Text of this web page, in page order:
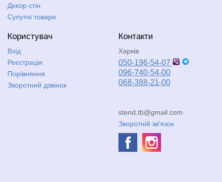
Декор стін
Супутні товари
Користувач
Вхід
Реєстрація
Порівняння
Зворотний дзвінок
Контакти
Харків
050-196-54-07
096-740-54-00
068-388-21-00
stend.tb@gmail.com
Зворотній зв'язок